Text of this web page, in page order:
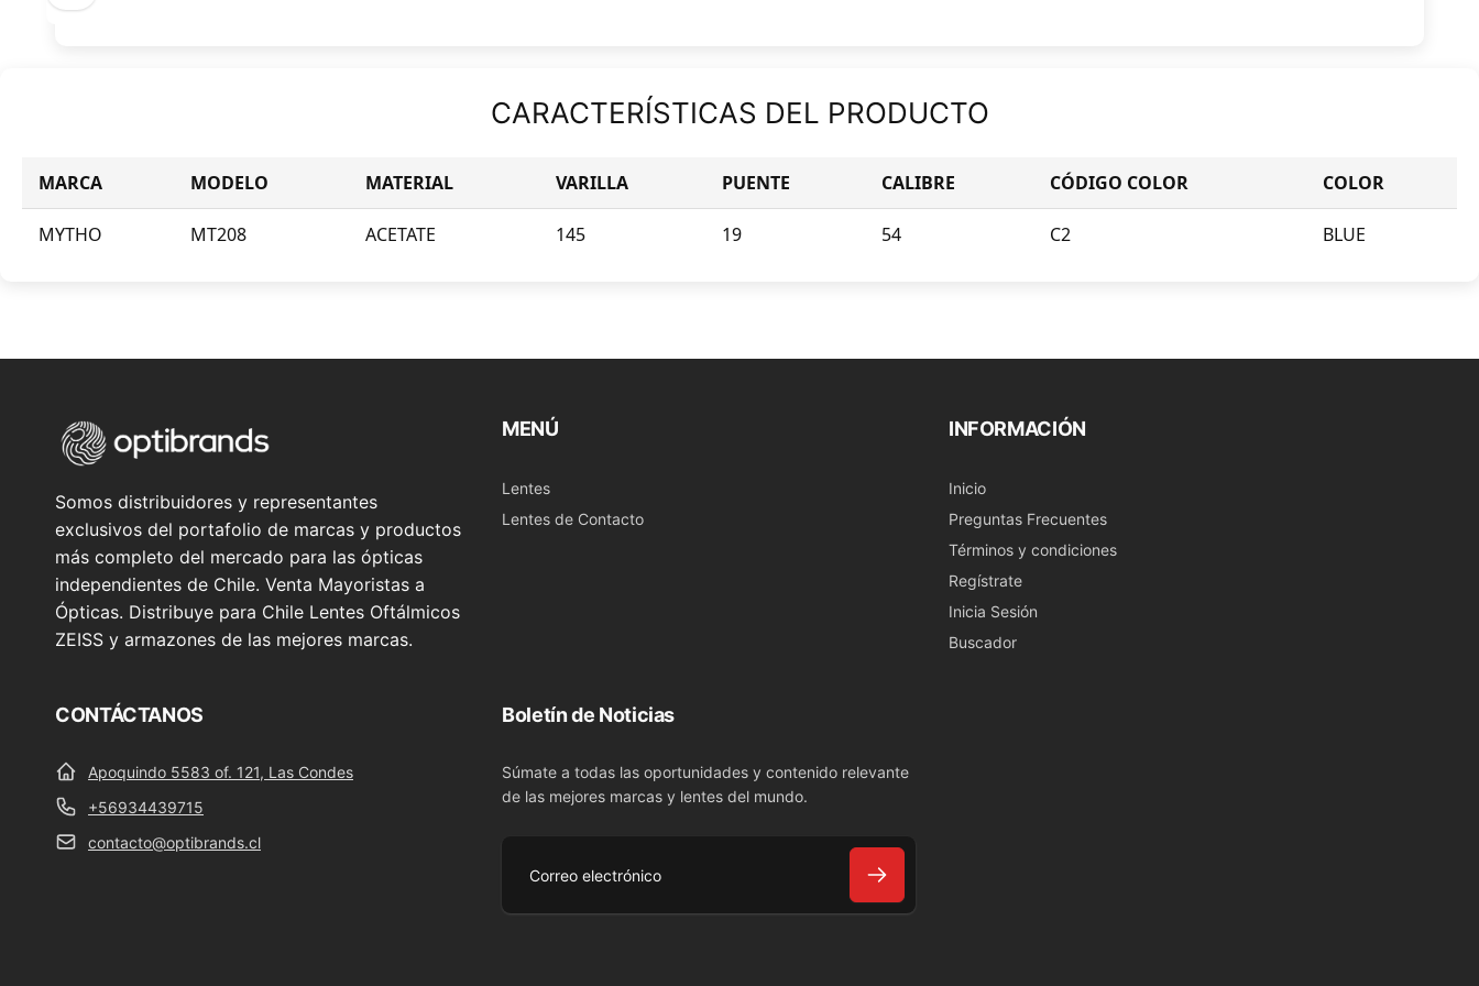
CARACTERÍSTICAS DEL PRODUCTO
MARCA MODELO MATERIAL VARILLA PUENTE CALIBRE CÓDIGO COLOR COLOR
MYTHO MT208 ACETATE 145 19 54 C2 BLUE
Somos distribuidores y representantes
exclusivos del portafolio de marcas y productos
más completo del mercado para las ópticas
independientes de Chile. Venta Mayoristas a
Ópticas. Distribuye para Chile Lentes Oftálmicos
ZEISS y armazones de las mejores marcas.
MENÚ
Lentes
Lentes de Contacto
INFORMACIÓN
Inicio
Preguntas Frecuentes
Términos y condiciones
Regístrate
Inicia Sesión
Buscador
CONTÁCTANOS
Apoquindo 5583 of. 121, Las Condes
+56934439715
contacto@optibrands.cl
Boletín de Noticias
Súmate a todas las oportunidades y contenido relevante
de las mejores marcas y lentes del mundo.
C